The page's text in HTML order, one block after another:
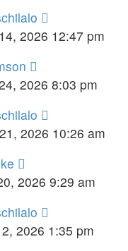
2026 12:47 pm
2026 8:03 pm
2026 10:26 am
2026 9:29 am
2026 1:35 pm